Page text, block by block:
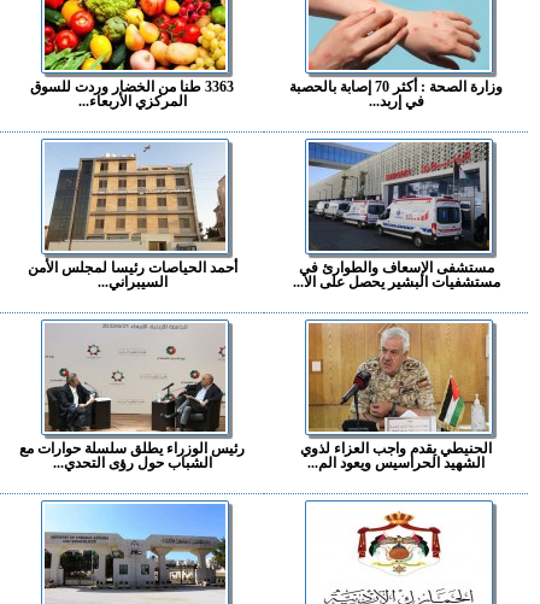
وزارة الصحة : أكثر 70 إصابة بالحصبة
في إربد...
3363 طنا من الخضار وردت للسوق
المركزي الأربعاء...
مستشفى الإسعاف والطوارئ في
مستشفيات البشير يحصل على الا...
أحمد الحياصات رئيسا لمجلس الأمن
السيبراني...
الحنيطي يقدم واجب العزاء لذوي
الشهيد الحراسيس ويعود الم...
رئيس الوزراء يطلق سلسلة حوارات مع
الشباب حول رؤى التحدي...